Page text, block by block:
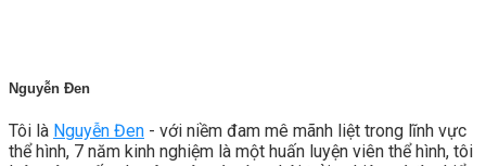
Nguyễn Đen
Tôi là Nguyễn Đen - với niềm đam mê mãnh liệt trong lĩnh vực
thể hình, 7 năm kinh nghiệm là một huấn luyện viên thể hình, tôi